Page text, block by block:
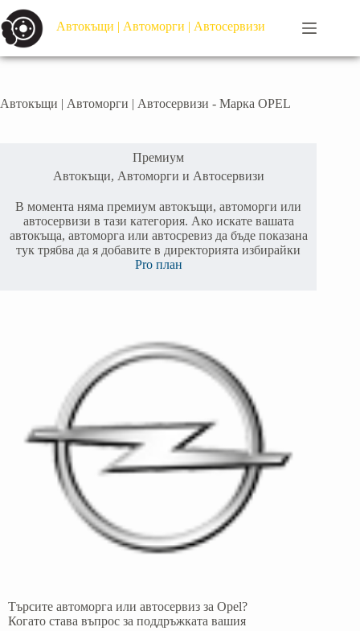
Автокъщи | Автоморги | Автосервизи
Автокъщи | Автоморги | Автосервизи - Марка OPEL
Премиум
Автокъщи, Автоморги и Автосервизи
В момента няма премиум автокъщи, автоморги или
автосервизи в тази категория. Ако искате вашата
автокъща, автоморга или автосревиз да бъде показана
тук трябва да я добавите в директорията избирайки
Pro план
Търсите автоморга или автосервиз за Opel?
Когато става въпрос за поддръжката вашия